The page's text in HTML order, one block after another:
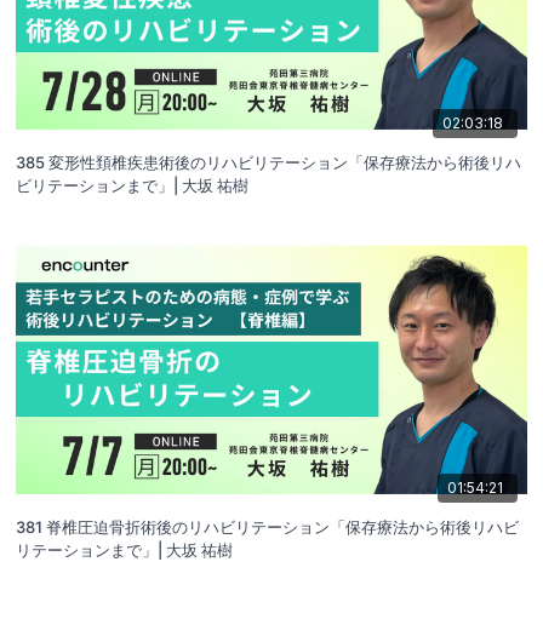
02:03:18
385 変形性頚椎疾患術後のリハビリテーション「保存療法から術後リハ
ビリテーションまで」| 大坂 祐樹
01:54:21
381 脊椎圧迫骨折術後のリハビリテーション「保存療法から術後リハビ
リテーションまで」| 大坂 祐樹